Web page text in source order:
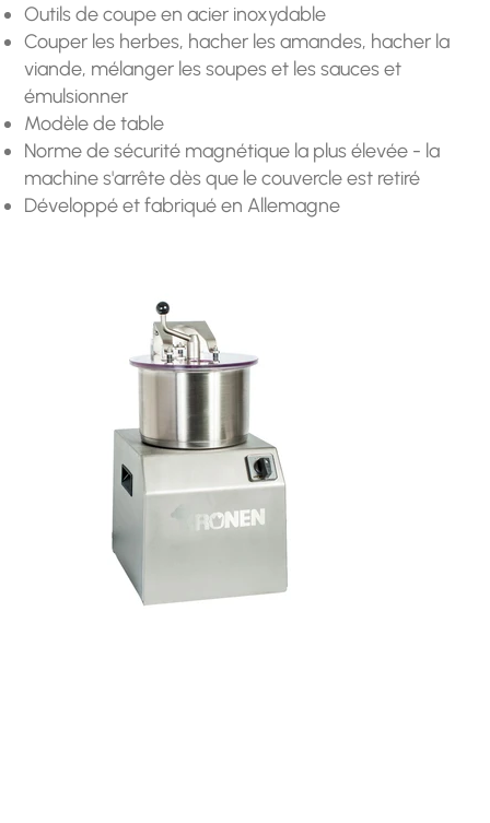
Outils de coupe en acier inoxydable
Couper les herbes, hacher les amandes, hacher la
viande, mélanger les soupes et les sauces et
émulsionner
Modèle de table
Norme de sécurité magnétique la plus élevée - la
machine s'arrête dès que le couvercle est retiré
Développé et fabriqué en Allemagne